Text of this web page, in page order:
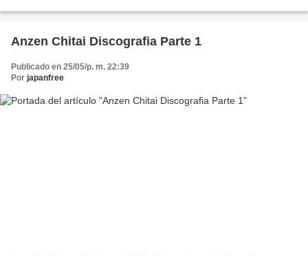
Anzen Chitai Discografia Parte 1
Publicado en 25/05/p. m. 22:39
Por japanfree